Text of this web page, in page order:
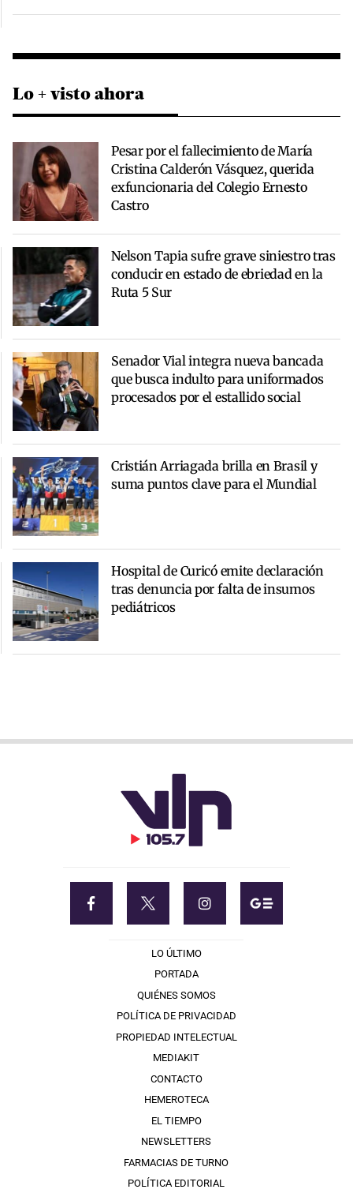
Lo + visto ahora
Pesar por el fallecimiento de María
Cristina Calderón Vásquez, querida
exfuncionaria del Colegio Ernesto
Castro
Nelson Tapia sufre grave siniestro tras
conducir en estado de ebriedad en la
Ruta 5 Sur
Senador Vial integra nueva bancada
que busca indulto para uniformados
procesados por el estallido social
Cristián Arriagada brilla en Brasil y
suma puntos clave para el Mundial
Hospital de Curicó emite declaración
tras denuncia por falta de insumos
pediátricos
LO ÚLTIMO
PORTADA
QUIÉNES SOMOS
POLÍTICA DE PRIVACIDAD
PROPIEDAD INTELECTUAL
MEDIAKIT
CONTACTO
HEMEROTECA
EL TIEMPO
NEWSLETTERS
FARMACIAS DE TURNO
POLÍTICA EDITORIAL